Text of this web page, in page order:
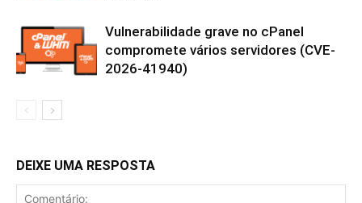
Vulnerabilidade grave no cPanel
compromete vários servidores (CVE-
2026-41940)
DEIXE UMA RESPOSTA